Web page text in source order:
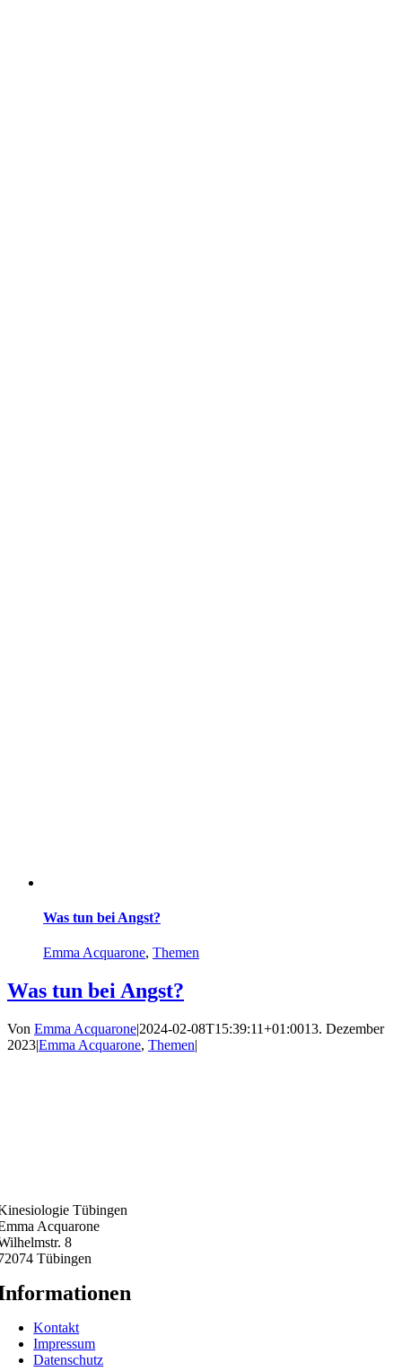
Was tun bei Angst?
Emma Acquarone, Themen
Was tun bei Angst?
Von Emma Acquarone|2024-02-08T15:39:11+01:0013. Dezember
2023|Emma Acquarone, Themen|
Tübingen
Acquarone
8
Tübingen
Kontakt
Impressum
Datenschutz